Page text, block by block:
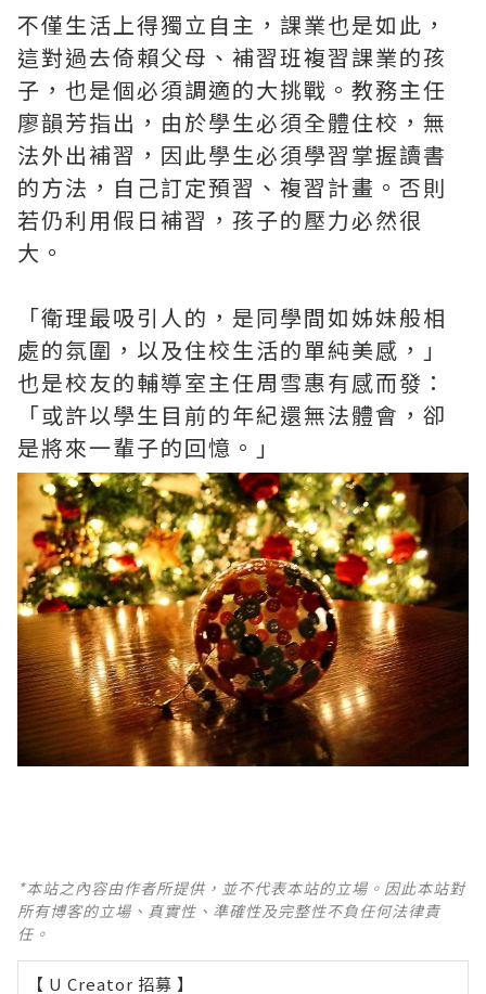
不僅生活上得獨立自主，課業也是如此，
這對過去倚賴父母、補習班複習課業的孩
子，也是個必須調適的大挑戰。教務主任
廖韻芳指出，由於學生必須全體住校，無
法外出補習，因此學生必須學習掌握讀書
的方法，自己訂定預習、複習計畫。否則
若仍利用假日補習，孩子的壓力必然很
大。
「衛理最吸引人的，是同學間如姊妹般相
處的氛圍，以及住校生活的單純美感，」
也是校友的輔導室主任周雪惠有感而發：
「或許以學生目前的年紀還無法體會，卻
是將來一輩子的回憶。」
*本站之內容由作者所提供，並不代表本站的立場。因此本站對
所有博客的立場、真實性、準確性及完整性不負任何法律責
任。
【 U Creator 招募 】